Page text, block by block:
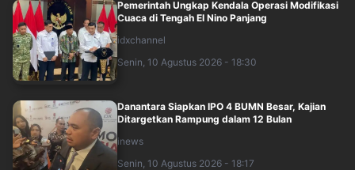
Pemerintah Ungkap Kendala Operasi Modifikasi
Cuaca di Tengah El Nino Panjang
idxchannel
Senin, 10 Agustus 2026 - 18:30
Danantara Siapkan IPO 4 BUMN Besar, Kajian
Ditargetkan Rampung dalam 12 Bulan
inews
Senin, 10 Agustus 2026 - 18:17